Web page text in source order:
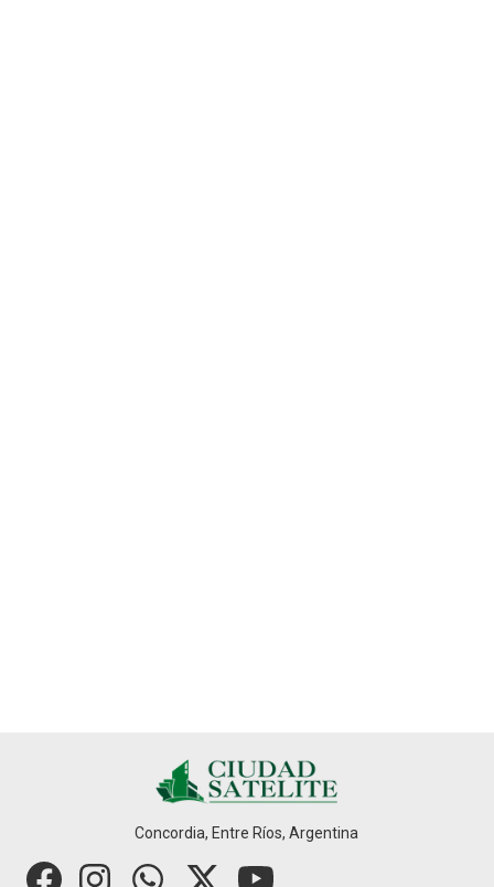
Concordia, Entre Ríos, Argentina